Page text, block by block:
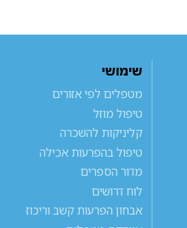
שימושי
מטפלים לפי אזורים
טיפול מוזל
קליניקות להשכרה
טיפול בהפרעות אכילה
מדור הספרים
לוח דרושים
אבחון הפרעות קשב וריכוז